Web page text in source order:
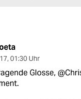
, 01:30 Uhr
Glosse,